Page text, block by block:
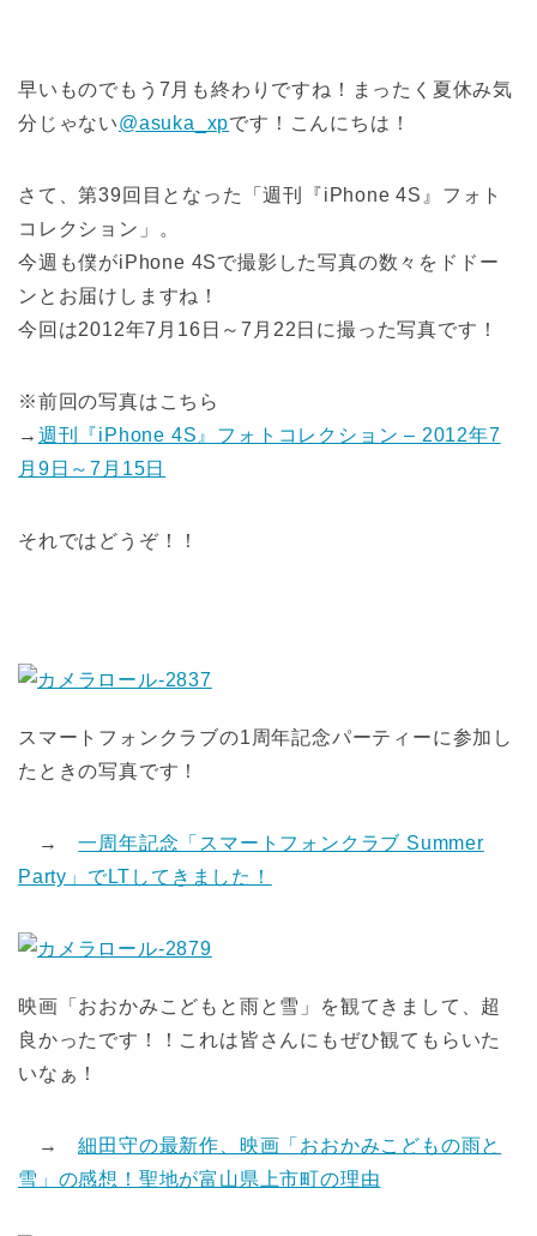
早いものでもう7月も終わりですね！まったく夏休み気
分じゃない@asuka_xpです！こんにちは！
さて、第39回目となった「週刊『iPhone 4S』フォト
コレクション」。
今週も僕がiPhone 4Sで撮影した写真の数々をドドー
ンとお届けしますね！
今回は2012年7月16日～7月22日に撮った写真です！
※前回の写真はこちら
→ 週刊『iPhone 4S』フォトコレクション – 2012年7
月9日～7月15日
それではどうぞ！！
スマートフォンクラブの1周年記念パーティーに参加し
たときの写真です！
→一周年記念「スマートフォンクラブ Summer
Party」でLTしてきました！
映画「おおかみこどもと雨と雪」を観てきまして、超
良かったです！！これは皆さんにもぜひ観てもらいた
いなぁ！
→細田守の最新作、映画「おおかみこどもの雨と
雪」の感想！聖地が富山県上市町の理由